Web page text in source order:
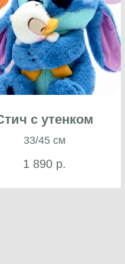
с утенком
33/45 см
1 890 р.